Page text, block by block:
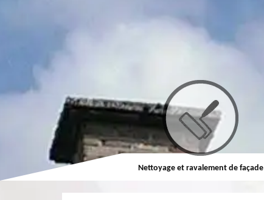
Couvreur Nettoyage et ravalement de façade